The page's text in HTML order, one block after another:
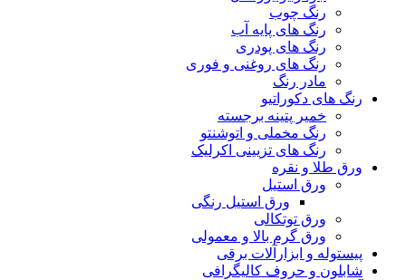
رنگ چوب
رنگ‌ های پایه آب
رنگ های پودری
رنگ‌ های روغنی و فوری
مادر رنگ
رنگ های دکوراتیو
خمیر پتینه برجسته
رنگ مخملی و اتوشنتو
رنگ های تزیینی اکرلیک
ورق طلا و نقره
ورق استیل
ورق استیل رنگی
ورق توتکالی
ورق گرم بالا و معمولی
پیستوله و ابزارآلات برقی
شابلون و حروف کالیگرافی